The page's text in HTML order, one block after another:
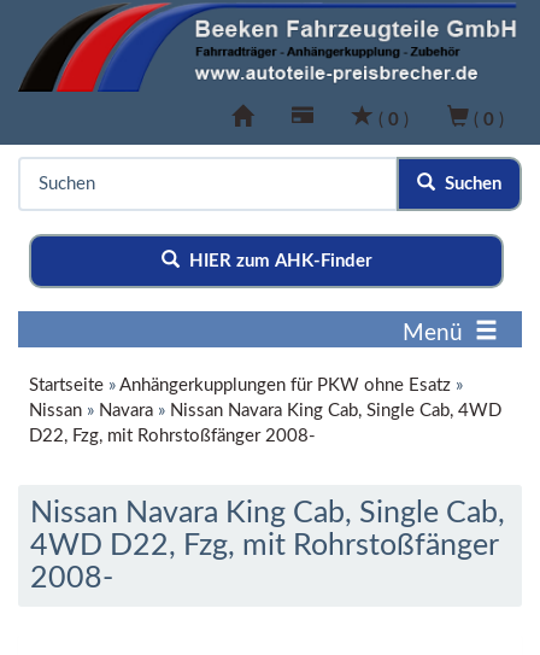
( 0 ) ( 0 )
Suchen
HIER zum AHK-Finder
Menü
Startseite » Anhängerkupplungen für PKW ohne Esatz »
Nissan » Navara » Nissan Navara King Cab, Single Cab, 4WD
D22, Fzg, mit Rohrstoßfänger 2008-
Nissan Navara King Cab, Single Cab,
4WD D22, Fzg, mit Rohrstoßfänger
2008-